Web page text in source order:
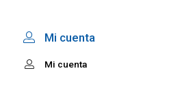
Mi cuenta
Mi cuenta